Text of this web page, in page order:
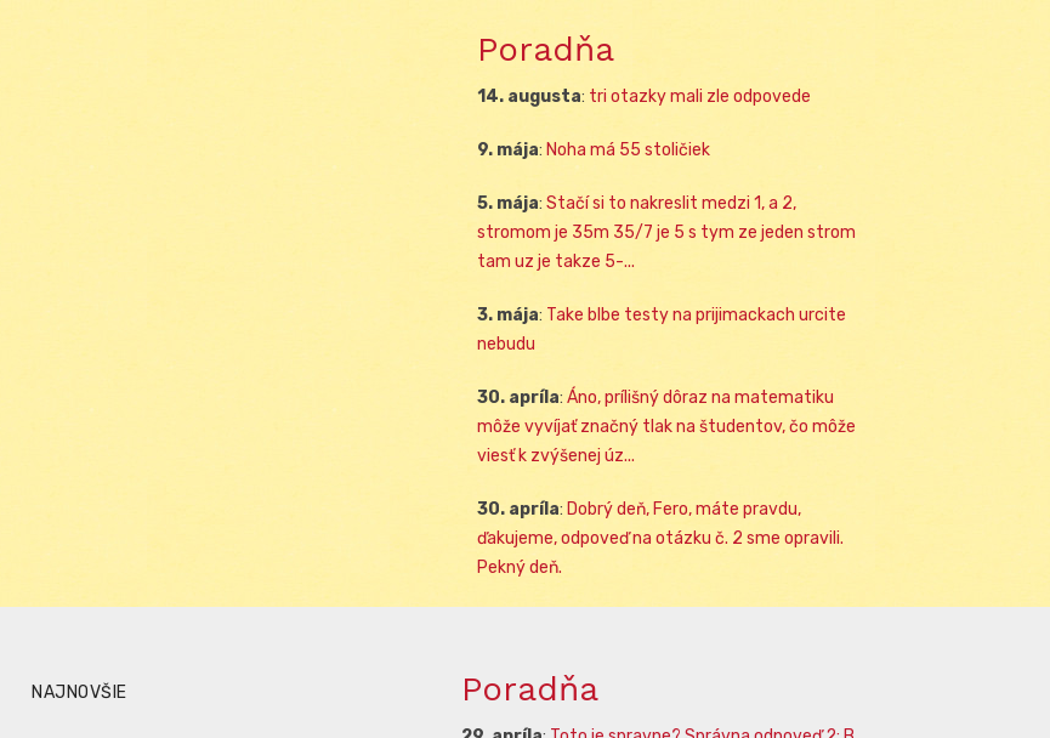
Poradňa
14. augusta: tri otazky mali zle odpovede
9. mája: Noha má 55 stoličiek
5. mája: Stačí si to nakreslit medzi 1, a 2,
stromom je 35m 35/7 je 5 s tym ze jeden strom
tam uz je takze 5-...
3. mája: Take blbe testy na prijimackach urcite
nebudu
30. apríla: Áno, prílišný dôraz na matematiku
môže vyvíjať značný tlak na študentov, čo môže
viesť k zvýšenej úz...
30. apríla: Dobrý deň, Fero, máte pravdu,
ďakujeme, odpoveď na otázku č. 2 sme opravili.
Pekný deň.
NAJNOVŠIE Poradňa